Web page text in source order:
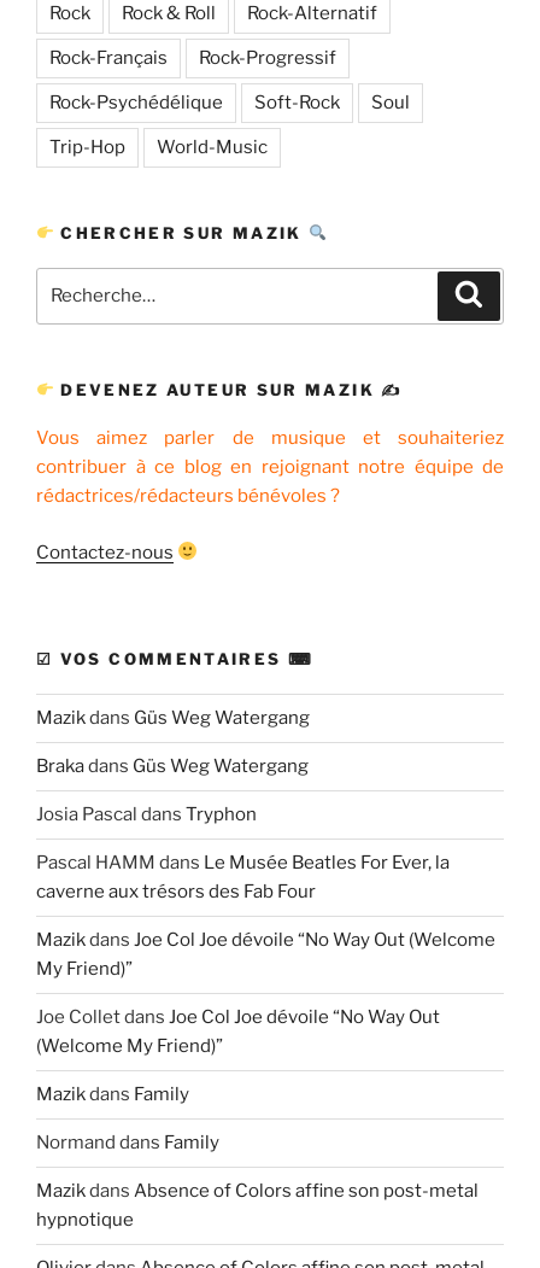
Rock Rock & Roll Rock-Alternatif
Rock-Français Rock-Progressif
Rock-Psychédélique Soft-Rock Soul
Trip-Hop World-Music
CHERCHER SUR MAZIK
pour
DEVENEZ AUTEUR SUR MAZIK ✍
Vous aimez parler de musique et souhaiteriez
contribuer à ce blog en rejoignant notre équipe de
rédactrices/rédacteurs bénévoles ?
Contactez-nous
☑ VOS COMMENTAIRES ⌨
Mazikdans Güs Weg Watergang
Brakadans Güs Weg Watergang
Josia Pascal dans Tryphon
Pascal HAMM dans Le Musée Beatles For Ever, la
caverne aux trésors des Fab Four
Mazikdans Joe Col Joe dévoile “No Way Out (Welcome
My Friend)”
Joe Colletdans Joe Col Joe dévoile “No Way Out
(Welcome My Friend)”
Mazikdans Family
Normand dans Family
Mazikdans Absence of Colors affine son post-metal
hypnotique